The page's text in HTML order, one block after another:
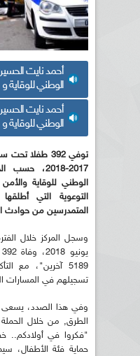
أحمد نايت الحسين
الوطني للوقاية
أحمد نايت الحسين
الوطني للوقاية
2017-2018،
الوطني للوقاية
التوعوية التي
المتمدرسين من حوادث
5189 آخرين"، مع
تسجيلهم في المسارات
وفي هذا الصدد، يسعى
الطرق, من خلال
"فكروا في أولادكم..
حماية فئة الأطفال،